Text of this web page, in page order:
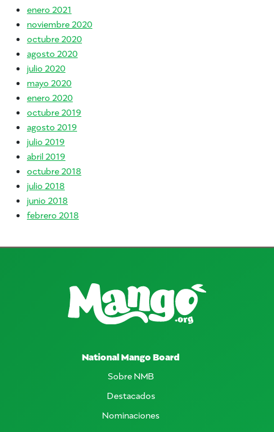
enero 2021
noviembre 2020
octubre 2020
agosto 2020
julio 2020
mayo 2020
enero 2020
octubre 2019
agosto 2019
julio 2019
abril 2019
octubre 2018
julio 2018
junio 2018
febrero 2018
National Mango Board
Sobre NMB
Destacados
Nominaciones